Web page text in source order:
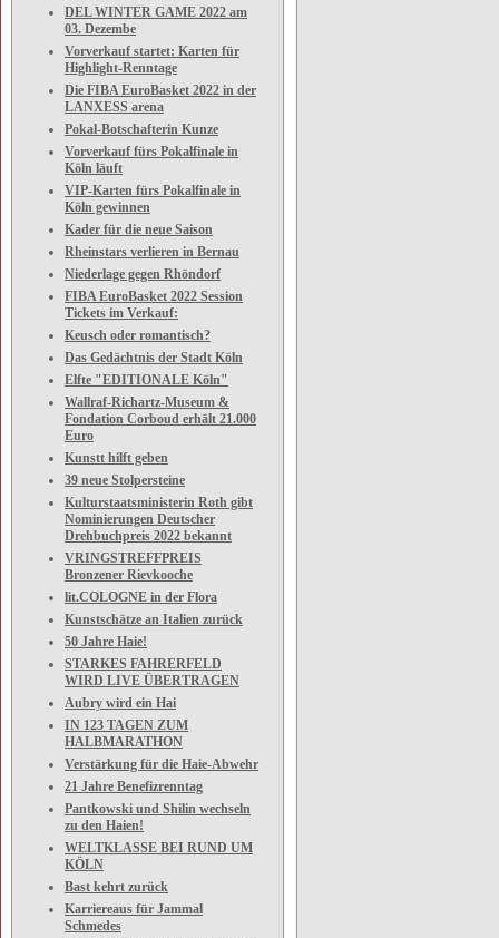
DEL WINTER GAME 2022 am
03. Dezembe
Vorverkauf startet: Karten für
Highlight-Renntage
Die FIBA EuroBasket 2022 in der
LANXESS arena
Pokal-Botschafterin Kunze
Vorverkauf fürs Pokalfinale in
Köln läuft
VIP-Karten fürs Pokalfinale in
Köln gewinnen
Kader für die neue Saison
Rheinstars verlieren in Bernau
Niederlage gegen Rhöndorf
FIBA EuroBasket 2022 Session
Tickets im Verkauf:
Keusch oder romantisch?
Das Gedächtnis der Stadt Köln
Elfte "EDITIONALE Köln"
Wallraf-Richartz-Museum &
Fondation Corboud erhält 21.000
Euro
Kunstt hilft geben
39 neue Stolpersteine
Kulturstaatsministerin Roth gibt
Nominierungen Deutscher
Drehbuchpreis 2022 bekannt
VRINGSTREFFPREIS
Bronzener Rievkooche
lit.COLOGNE in der Flora
Kunstschätze an Italien zurück
50 Jahre Haie!
STARKES FAHRERFELD
WIRD LIVE ÜBERTRAGEN
Aubry wird ein Hai
IN 123 TAGEN ZUM
HALBMARATHON
Verstärkung für die Haie-Abwehr
21 Jahre Benefizrenntag
Pantkowski und Shilin wechseln
zu den Haien!
WELTKLASSE BEI RUND UM
KÖLN
Bast kehrt zurück
Karriereaus für Jammal
Schmedes